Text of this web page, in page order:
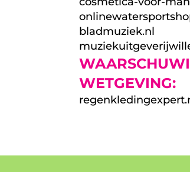
bladmuziek.nl
WETGEVING: